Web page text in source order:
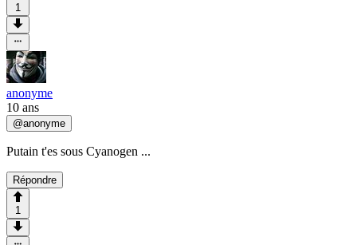
1
anonyme
10 ans
@anonyme
Putain t'es sous Cyanogen ...
Répondre
1